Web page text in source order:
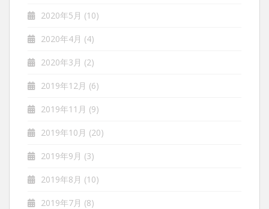
2020年5月 (10)
2020年4月 (4)
2020年3月 (2)
2019年12月 (6)
2019年11月 (9)
2019年10月 (20)
2019年9月 (3)
2019年8月 (10)
2019年7月 (8)